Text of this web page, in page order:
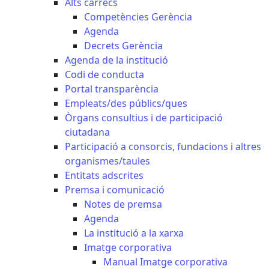
Competències Gerència
Agenda
Decrets Gerència
Agenda de la institució
Codi de conducta
Portal transparència
Empleats/des públics/ques
Òrgans consultius i de participació
ciutadana
Participació a consorcis, fundacions i altres
organismes/taules
Entitats adscrites
Premsa i comunicació
Notes de premsa
Agenda
La institució a la xarxa
Imatge corporativa
Manual Imatge corporativa